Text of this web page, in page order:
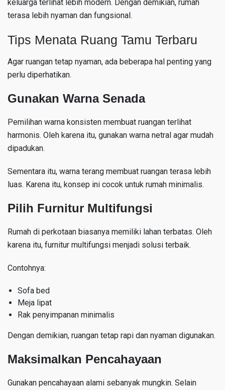
keluarga terlihat lebih modern. Dengan demikian, rumah
terasa lebih nyaman dan fungsional.
Tips Menata Ruang Tamu Terbaru
Agar ruangan tetap nyaman, ada beberapa hal penting yang
perlu diperhatikan.
Gunakan Warna Senada
Pemilihan warna konsisten membuat ruangan terlihat
harmonis. Oleh karena itu, gunakan warna netral agar mudah
dipadukan.
Sementara itu, warna terang membuat ruangan terasa lebih
luas. Karena itu, konsep ini cocok untuk rumah minimalis.
Pilih Furnitur Multifungsi
Rumah di perkotaan biasanya memiliki lahan terbatas. Oleh
karena itu, furnitur multifungsi menjadi solusi terbaik.
Contohnya:
Sofa bed
Meja lipat
Rak penyimpanan minimalis
Dengan demikian, ruangan tetap rapi dan nyaman digunakan.
Maksimalkan Pencahayaan
Gunakan pencahayaan alami sebanyak mungkin. Selain